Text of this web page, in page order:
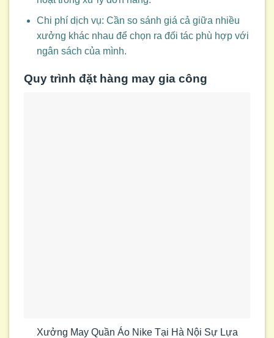
Chi phí dịch vụ: Cần so sánh giá cả giữa nhiều
xưởng khác nhau để chọn ra đối tác phù hợp với
ngân sách của mình.
Quy trình đặt hàng may gia công
Xưởng May Quần Áo Nike Tại Hà Nội Sự Lựa